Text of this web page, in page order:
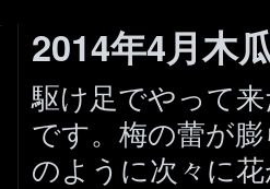
2014年4月木
駆け足でやって
です。梅の蕾が
のように次々に